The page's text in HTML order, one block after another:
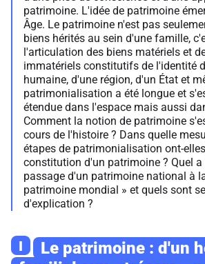
patrimoine. L'idée de patrimoine
Âge. Le patrimoine n'est pas
biens hérités au sein d'une famille,
l'articulation des biens matériels et
immatériels constitutifs de l'identité
humaine, d'une région, d'un État et
patrimonialisation a été longue et
étendue dans l'espace mais aussi
Comment la notion de patrimoine
cours de l'histoire ? Dans quelle
étapes de patrimonialisation ont-
constitution d'un patrimoine ? Quel a
passage d'un patrimoine national à
patrimoine mondial » et quels sont
d'explication ?
I
Le patrimoine : d'un